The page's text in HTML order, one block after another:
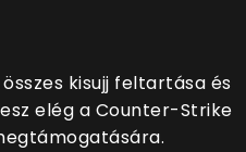
kisujj feltartása és
elég a Counter-Strike